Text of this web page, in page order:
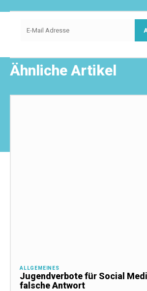
Ähnliche Artikel
ALLGEMEINES
Jugendverbote für Social
falsche Antwort